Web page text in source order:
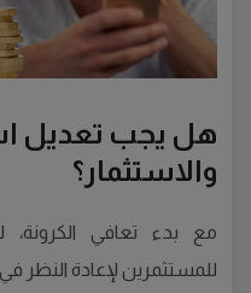
هل يجب تعديل
والاستثمار؟
مع بدء تعافي
للمستثمرين لإعادة النظر في